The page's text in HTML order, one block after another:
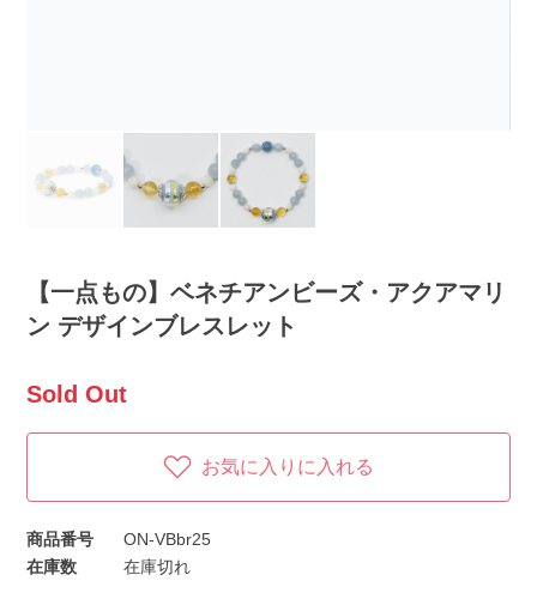
【一点もの】ベネチアンビーズ・アクアマリ
ン デザインブレスレット
Sold Out
お気に入りに入れる
商品番号
ON-VBbr25
在庫数
在庫切れ